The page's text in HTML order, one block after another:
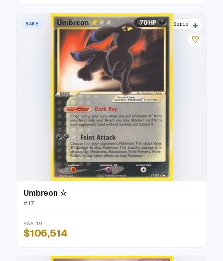
RARE POP Series 5
+
♡
Umbreon ☆
#17
PSA 10
$106,514